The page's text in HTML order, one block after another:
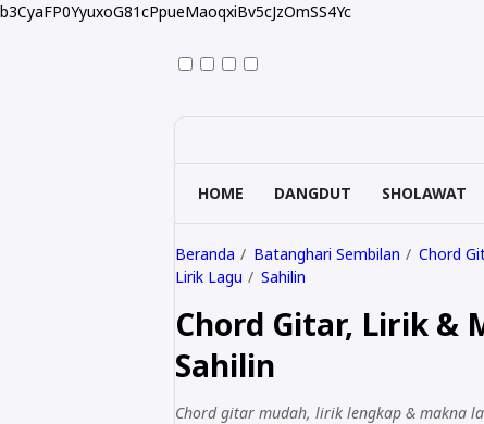
b3CyaFP0YyuxoG81cPpueMaoqxiBv5cJzOmSS4Yc
HOME DANGDUT SHOLAWAT
Beranda Batanghari Sembilan Chord
Lirik Lagu
Sahilin
Chord Gitar, Lirik &
Sahilin
Chord gitar mudah, lirik lengkap & makna